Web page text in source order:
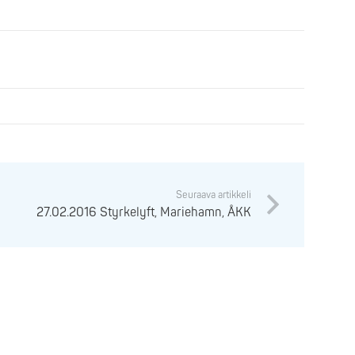
Seuraava artikkeli
27.02.2016 Styrkelyft, Mariehamn, ÅKK